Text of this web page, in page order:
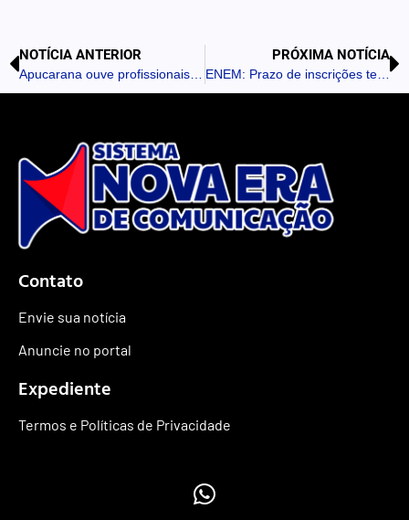
NOTÍCIA ANTERIOR PRÓXIMA NOTÍCIA
ENEM: Prazo de inscrições termina nesta sexta-feira (12)
Contato
Envie sua notícia
Anuncie no portal
Expediente
Termos e Políticas de Privacidade